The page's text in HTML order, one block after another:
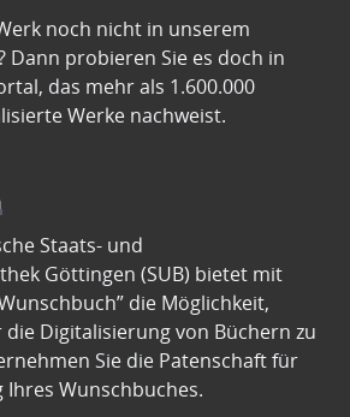
noch nicht in unserem
Dann probieren Sie es doch in
das mehr als 1.600.000
Werke nachweist.
Staats- und
Göttingen (SUB) bietet mit
die Möglichkeit,
Digitalisierung von Büchern zu
Sie die Patenschaft für
Wunschbuches.